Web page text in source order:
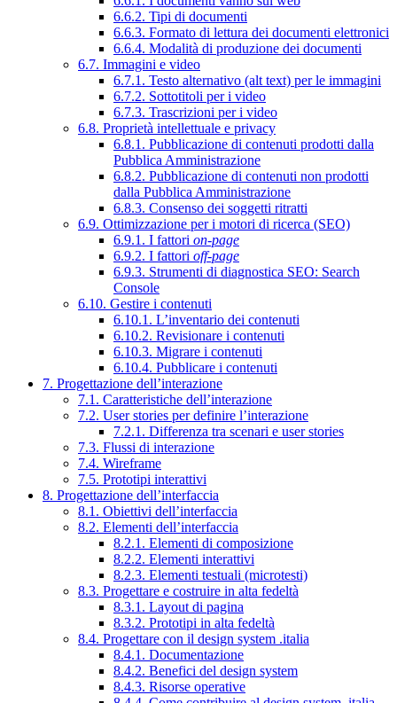
6.6.2. Tipi di documenti
6.6.3. Formato di lettura dei documenti elettronici
6.6.4. Modalità di produzione dei documenti
6.7. Immagini e video
6.7.1. Testo alternativo (alt text) per le immagini
6.7.2. Sottotitoli per i video
6.7.3. Trascrizioni per i video
6.8. Proprietà intellettuale e privacy
6.8.1. Pubblicazione di contenuti prodotti dalla
Pubblica Amministrazione
6.8.2. Pubblicazione di contenuti non prodotti
dalla Pubblica Amministrazione
6.8.3. Consenso dei soggetti ritratti
6.9. Ottimizzazione per i motori di ricerca (SEO)
6.9.1. I fattori on-page
6.9.2. I fattori off-page
6.9.3. Strumenti di diagnostica SEO: Search
Console
6.10. Gestire i contenuti
6.10.1. L’inventario dei contenuti
6.10.2. Revisionare i contenuti
6.10.3. Migrare i contenuti
6.10.4. Pubblicare i contenuti
7. Progettazione dell’interazione
7.1. Caratteristiche dell’interazione
7.2. User stories per definire l’interazione
7.2.1. Differenza tra scenari e user stories
7.3. Flussi di interazione
7.4. Wireframe
7.5. Prototipi interattivi
8. Progettazione dell’interfaccia
8.1. Obiettivi dell’interfaccia
8.2. Elementi dell’interfaccia
8.2.1. Elementi di composizione
8.2.2. Elementi interattivi
8.2.3. Elementi testuali (microtesti)
8.3. Progettare e costruire in alta fedeltà
8.3.1. Layout di pagina
8.3.2. Prototipi in alta fedeltà
8.4. Progettare con il design system .italia
8.4.1. Documentazione
8.4.2. Benefici del design system
8.4.3. Risorse operative